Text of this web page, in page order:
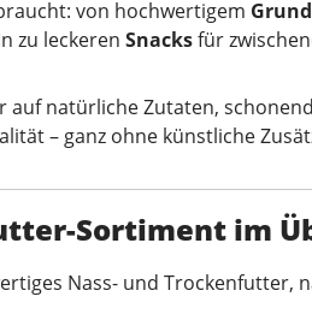
von hochwertigem
zu leckeren Snacksfür
auf natürliche Zutaten,
– ganz ohne künstliche
Sortiment im
Nass- und Trockenfutter,